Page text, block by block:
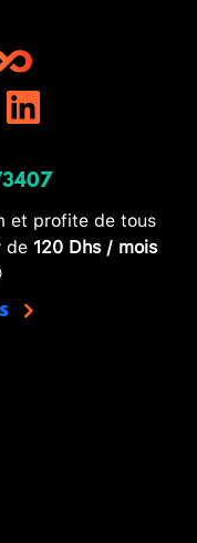
et profite de tous
de 120 Dhs / mois